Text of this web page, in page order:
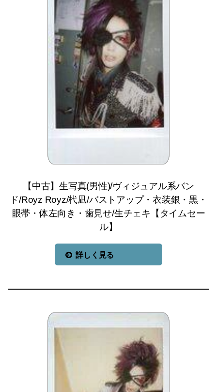
【中古】生写真(男性)/ヴィジュアル系バン
ド/Royz Royz/杙凪/バストアップ・衣装銀・黒・
眼帯・体左向き・歯見せ/生チェキ【タイムセー
ル】
詳しく見る